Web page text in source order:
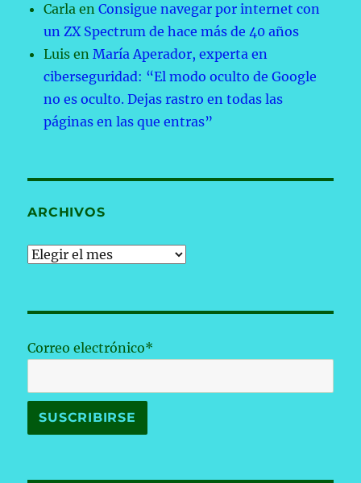
Carla enConsigue navegar por internet con
un ZX Spectrum de hace más de 40 años
Luis enMaría Aperador, experta en
ciberseguridad: “El modo oculto de Google
no es oculto. Dejas rastro en todas las
páginas en las que entras”
ARCHIVOS
Archivos
Correo electrónico*